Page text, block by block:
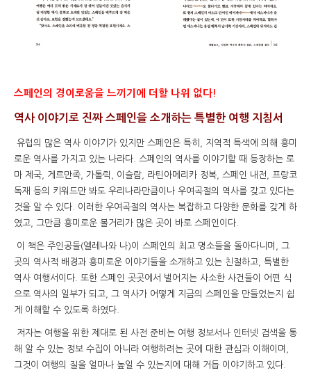
스페인의 경이로움을 느끼기에 더할 나위 없다!
역사 이야기로 진짜 스페인을 소개하는 특별한 여행 지침서
유럽의 많은 역사 이야기가 있지만 스페인은 특히, 지역적 특색에 의해 흥미
로운 역사를 가지고 있는 나라다. 스페인의 역사를 이야기할 때 등장하는 로
마 제국, 게르만족, 가톨릭, 이슬람, 라틴아메리카 정복, 스페인 내전, 프랑코
독재 등의 키워드만 봐도 우리나라만큼이나 우여곡절의 역사를 갖고 있다는
것을 알 수 있다. 이러한 우여곡절의 역사는 복잡하고 다양한 문화를 갖게 하
였고, 그만큼 흥미로운 볼거리가 많은 곳이 바로 스페인이다.
이 책은 주인공들(엘레나와 나)이 스페인의 최고 명소들을 돌아다니며, 그
곳의 역사적 배경과 흥미로운 이야기들을 소개하고 있는 친절하고, 특별한
역사 여행서이다. 또한 스페인 곳곳에서 벌어지는 사소한 사건들이 어떤 식
으로 역사의 일부가 되고, 그 역사가 어떻게 지금의 스페인을 만들었는지 쉽
게 이해할 수 있도록 하였다.
저자는 여행을 위한 제대로 된 사전 준비는 여행 정보서나 인터넷 검색을 통
해 알 수 있는 정보 수집이 아니라 여행하려는 곳에 대한 관심과 이해이며,
그것이 여행의 질을 얼마나 높일 수 있는지에 대해 거듭 이야기하고 있다.